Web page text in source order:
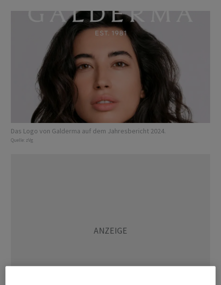
Das Logo von Galderma auf dem Jahresbericht 2024.
Quelle: zVg